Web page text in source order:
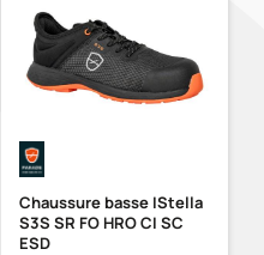
Chaussure basse IStella
S3S SR FO HRO CI SC
ESD